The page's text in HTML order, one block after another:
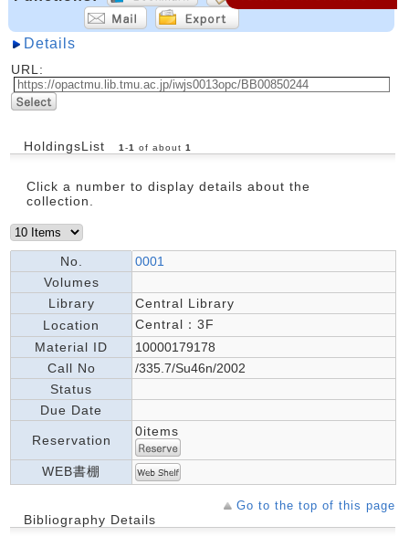
Details
URL:
HoldingsList 1 -1 of about 1
Click a number to display details about the
collection.
No.
0001
Volumes
Library
Central Library
Location
Central：3F
Material ID
10000179178
Call No
/335.7/Su46n/2002
Status
Due Date
Reservation
0items
WEB書棚
Go to the top of this page
Bibliography Details